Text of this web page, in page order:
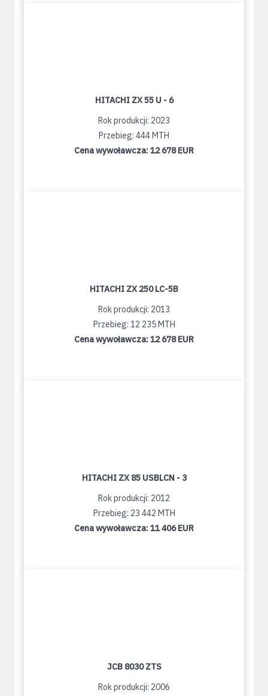
HITACHI ZX 55 U - 6
Rok produkcji: 2023
Przebieg: 444 MTH
Cena wywoławcza:12 678 EUR
HITACHI ZX 250 LC-5B
Rok produkcji: 2013
Przebieg: 12 235 MTH
Cena wywoławcza:12 678 EUR
HITACHI ZX 85 USBLCN - 3
Rok produkcji: 2012
Przebieg: 23 442 MTH
Cena wywoławcza:11 406 EUR
JCB 8030 ZTS
Rok produkcji: 2006